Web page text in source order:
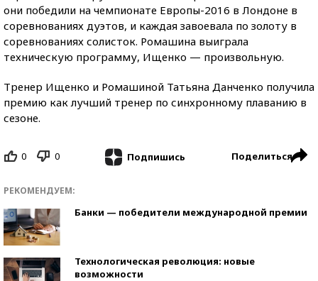
они победили на чемпионате Европы-2016 в Лондоне в
соревнованиях дуэтов, и каждая завоевала по золоту в
соревнованиях солисток. Ромашина выиграла
техническую программу, Ищенко — произвольную.
Тренер Ищенко и Ромашиной Татьяна Данченко получила
премию как лучший тренер по синхронному плаванию в
сезоне.
0 0 Подпишись Поделиться
РЕКОМЕНДУЕМ:
Банки — победители международной премии
Технологическая революция: новые
возможности